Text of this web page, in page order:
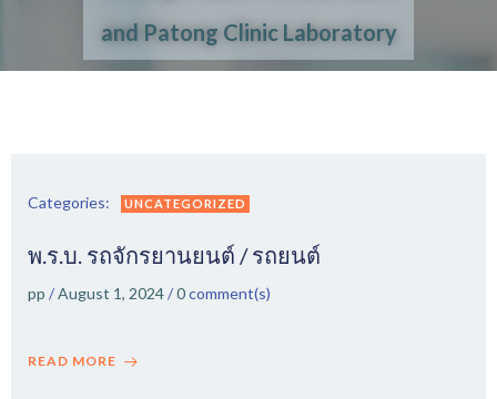
and Patong Clinic Laboratory
Categories: UNCATEGORIZED
พ.ร.บ. รถจักรยานยนต์ / รถยนต์
pp /August 1, 2024/0comment(s)
READ MORE